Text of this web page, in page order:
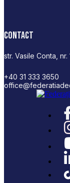
Contact
str. Vasile Conta,
+40 31 333 3650